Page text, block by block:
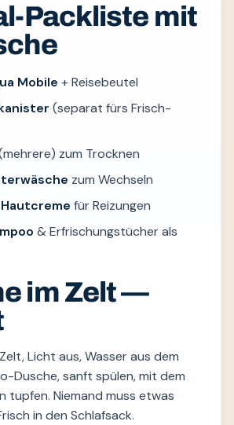
Packliste mit
Mobile + Reisebeutel
(separat fürs Frisch-
zum Trocknen
zum Wechseln
für Reizungen
& Erfrischungstücher als
im Zelt —
Licht aus, Wasser aus dem
Dusche, sanft spülen, mit dem
tupfen. Niemand muss etwas
in den Schlafsack.